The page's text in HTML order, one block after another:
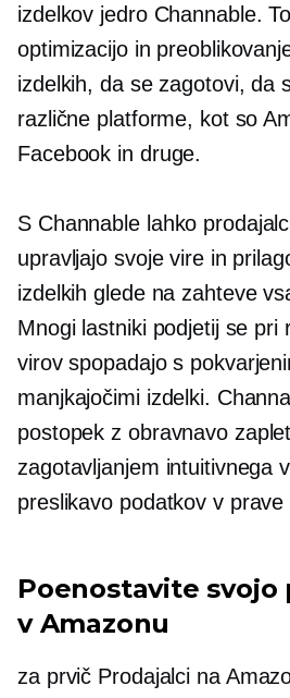
izdelkov jedro Channable.
optimizacijo in
izdelkih, da se zagotovi, da
različne platforme, kot so
Facebook in druge.
S Channable lahko
upravljajo svoje vire in
izdelkih glede na zahteve
Mnogi lastniki podjetij se pri
virov spopadajo s
manjkajočimi izdelki.
postopek z obravnavo
zagotavljanjem intuitivnega
preslikavo podatkov v prave
Poenostavite
v Amazonu
za prvič Prodajalci na